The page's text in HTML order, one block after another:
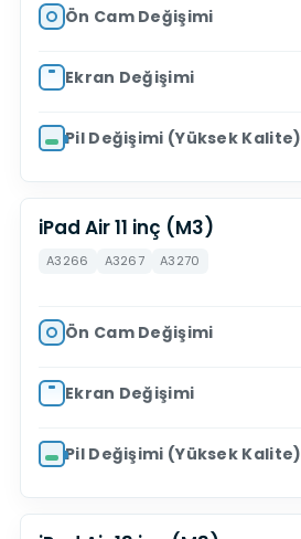
Ön Cam Değişimi
Ekran Değişimi
Pil Değişimi (Yüksek Kalite)
iPad Air 11 inç (M3)
A3266 A3267 A3270
Ön Cam Değişimi
Ekran Değişimi
Pil Değişimi (Yüksek Kalite)